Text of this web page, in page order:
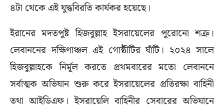
৪টা থেকে এই যুদ্ধবিরতি কার্যকর হয়েছে।
ইরানের মদতপুষ্ট হিজবুল্লাহ ইসরায়েলের পুরোনো শত্রু।
লেবাননের দক্ষিণাঞ্চল এই গোষ্ঠীটির ঘাঁটি। ২০২৪ সালে
হিজবুল্লাহকে নির্মূল করতে প্রথমবারের মতো লেবাননে
সর্বাত্মক অভিযান শুরু করে ইসরায়েলের প্রতিরক্ষা বাহিনী
তথা আইডিএফ। ইসরায়েলি বাহিনীর সেবারের অভিযানে